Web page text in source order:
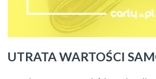
UTRATA WARTOŚCI